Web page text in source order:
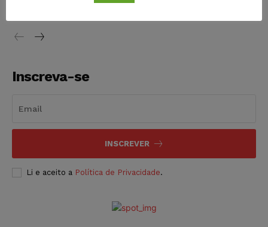
Inscreva-se
INSCREVER
Li e aceito a Política de Privacidade.